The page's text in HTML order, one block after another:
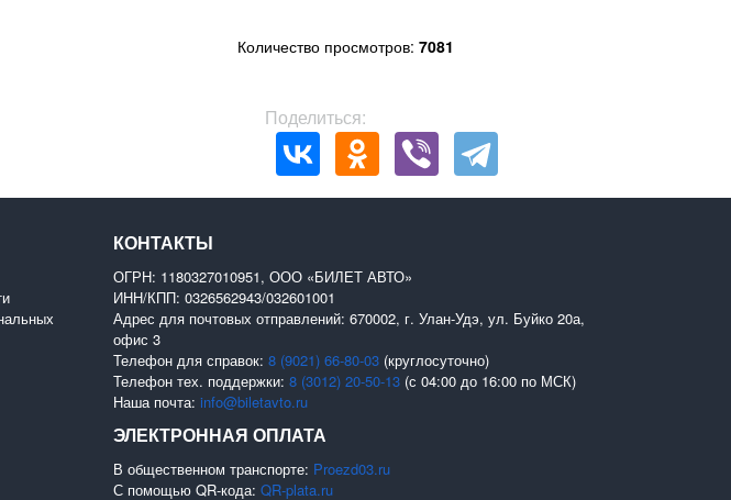
Количество просмотров: 7081
Поделиться:
КОНТАКТЫ
ОГРН: 1180327010951, ООО «БИЛЕТ АВТО»
ИНН/КПП: 0326562943/032601001
Адрес для почтовых отправлений: 670002, г. Улан-Удэ, ул. Буйко 20а,
офис 3
Телефон для справок: 8 (9021) 66-80-03 (круглосуточно)
Телефон тех. поддержки: 8 (3012) 20-50-13 (с 04:00 до 16:00 по МСК)
Наша почта: info@biletavto.ru
ЭЛЕКТРОННАЯ ОПЛАТА
В общественном транспорте: Proezd03.ru
С помощью QR-кода: QR-plata.ru